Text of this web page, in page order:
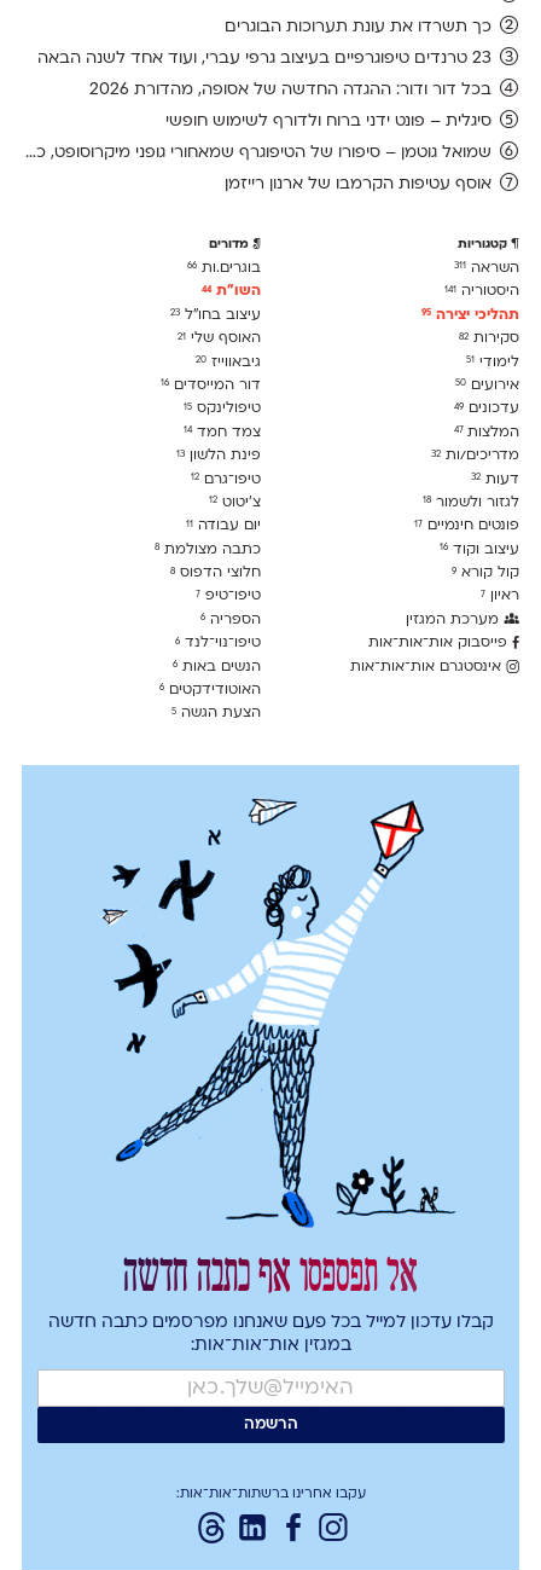
כך תשרדו את עונת תערוכות הבוגרים
23 טרנדים טיפוגרפיים בעיצוב גרפי עברי, ועוד אחד לשנה הבאה
בכל דור ודור: ההגדה החדשה של אסופה, מהדורת 2026
סיגלית – פונט ידני ברוח ולדורף לשימוש חופשי
שמואל גוטמן – סיפורו של הטיפוגרף שמאחורי גופני מיקרוסופט, כפי שנחשף בארכיון של נינתו
אוסף עטיפות הקרמבו של ארנון רייזמן
קטגוריות
השראה 311
היסטוריה 141
תהליכי יצירה 95
סקירות 82
לימודִי 51
אירועים 50
עדכונים 49
המלצות47
מדריכים/ות 32
דעות 32
לגזור ולשמור 18
פונטים חינמיים 17
עיצוב וקוד 16
קול קורא 9
ראיון 7
מערכת המגזין
פייסבוק אות־אות־אות
אינסטגרם אות־אות־אות
מדורים
בוגרים.ות66
השו״ת44
עיצוב בחו"ל23
האוסף שלי21
גיבאווייז20
דור המייסדים16
טיפולינקס15
צמד חמד14
פינת הלשון13
טיפו־גרם12
צ׳יטוט12
יום עבודה11
כתבה מצולמת8
חלוצי הדפוס8
טיפו־טיפ7
הספריה6
טיפו־נוי־לנד6
הנשים באות6
האוטודידקטים6
הצעת הגשה5
אל תפספסו אף כתבה חדשה
קבלו עדכון למייל בכל פעם שאנחנו מפרסמים כתבה חדשה
במגזין אות־אות־אות:
עקבו אחרינו ברשתות־אות־אות: